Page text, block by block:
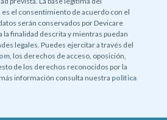
el consentimiento de acuerdo con el
serán conservados por Devicare
la finalidad descrita y mientras puedan
legales. Puedes ejercitar a través del
, los derechos de acceso, oposición,
de los derechos reconocidos por la
información consulta nuestra política